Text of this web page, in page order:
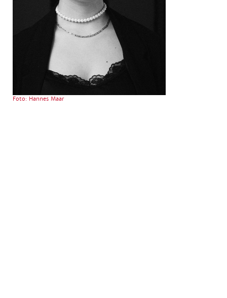
Foto: Hannes Maar